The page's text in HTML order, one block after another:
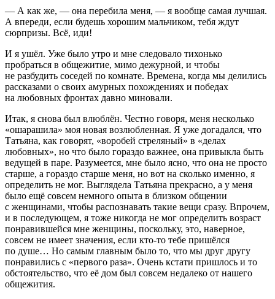
— А как же, — она перебила меня, — я вообще самая лучшая.
А впереди, если будешь хорошим мальчиком, тебя ждут
сюрпризы. Всё, иди!
И я ушёл. Уже было утро и мне следовало тихонько
пробраться в общежитие, мимо дежурной, и чтобы
не разбудить соседей по комнате. Времена, когда мы делились
рассказами о своих амурных похождениях и победах
на любовных фронтах давно миновали.
Итак, я снова был влюблён. Честно говоря, меня несколько
«ошарашила» моя новая возлюбленная. Я уже догадался, что
Татьяна, как говорят, «воробей стреляный» в «делах
любовных», но что было гораздо важнее, она привыкла быть
ведущей в паре. Разумеется, мне было ясно, что она не просто
старше, а гораздо старше меня, но вот на сколько именно, я
определить не мог. Выглядела Татьяна прекрасно, а у меня
было ещё совсем немного опыта в близком общении
с женщинами, чтобы распознавать такие вещи сразу. Впрочем,
и в последующем, я тоже никогда не мог определить возраст
понравившейся мне женщины, поскольку, это, наверное,
совсем не имеет значения, если кто-то тебе пришёлся
по душе… Но самым главным было то, что мы друг другу
понравились с «первого раза». Очень кстати пришлось и то
обстоятельство, что её дом был совсем недалеко от нашего
общежития.